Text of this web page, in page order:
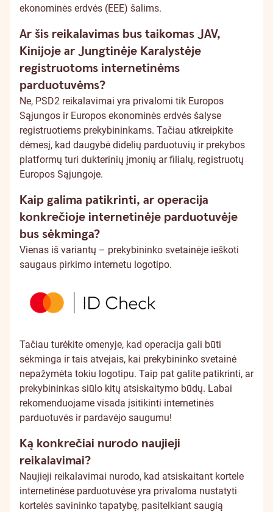
ekonominės erdvės (EEE) šalims.
Ar šis reikalavimas bus taikomas JAV,
Kinijoje ar Jungtinėje Karalystėje
registruotoms internetinėms
parduotuvėms?
Ne, PSD2 reikalavimai yra privalomi tik Europos
Sąjungos ir Europos ekonominės erdvės šalyse
registruotiems prekybininkams. Tačiau atkreipkite
dėmesį, kad daugybė didelių parduotuvių ir prekybos
platformų turi dukterinių įmonių ar filialų, registruotų
Europos Sąjungoje.
Kaip galima patikrinti, ar operacija
konkrečioje internetinėje parduotuvėje
bus sėkminga?
Vienas iš variantų – prekybininko svetainėje ieškoti
saugaus pirkimo internetu logotipo.
Tačiau turėkite omenyje, kad operacija gali būti
sėkminga ir tais atvejais, kai prekybininko svetainė
nepažymėta tokiu logotipu. Taip pat galite patikrinti, ar
prekybininkas siūlo kitų atsiskaitymo būdų. Labai
rekomenduojame visada įsitikinti internetinės
parduotuvės ir pardavėjo saugumu!
Ką konkrečiai nurodo naujieji
reikalavimai?
Naujieji reikalavimai nurodo, kad atsiskaitant kortele
internetinėse parduotuvėse yra privaloma nustatyti
kortelės savininko tapatybę, pasitelkiant saugią